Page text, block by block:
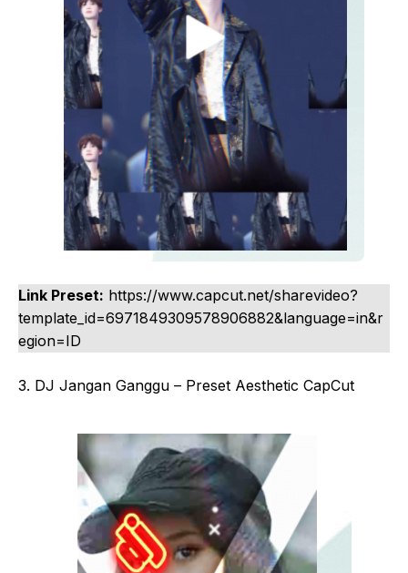
Link Preset: https://www.capcut.net/sharevideo?
template_id=6971849309578906882&language=in&r
egion=ID
3. DJ Jangan Ganggu – Preset Aesthetic CapCut